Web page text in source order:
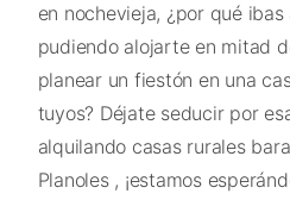
en nochevieja, ¿por qué
pudiendo alojarte en mitad
planear un fiestón en una
tuyos? Déjate seducir por
alquilando casas rurales
Planoles , ¡estamos